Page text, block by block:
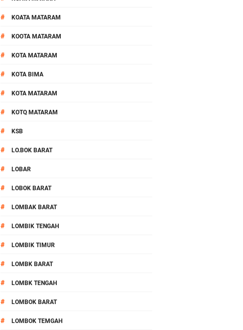
# KOATA MATARAM
# KOOTA MATARAM
# KOTA MATARAM
# KOTA BIMA
# KOTA MATARAM
# KOTQ MATARAM
# KSB
# LO.BOK BARAT
# LOBAR
# LOBOK BARAT
# LOMBAK BARAT
# LOMBIK TENGAH
# LOMBIK TIMUR
# LOMBK BARAT
# LOMBK TENGAH
# LOMBOK BARAT
# LOMBOK TEMGAH